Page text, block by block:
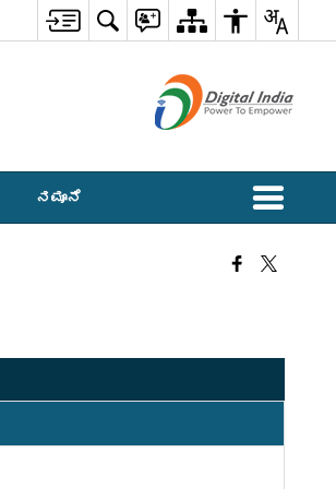
ನಮೂನೆ